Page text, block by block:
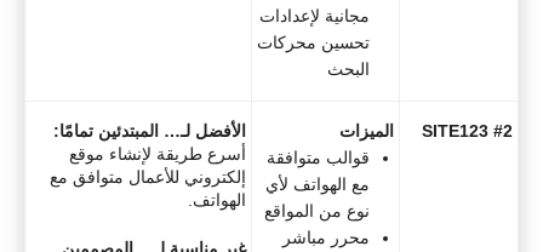
مجانية لإعدادات
تحسين محركات
البحث
#2 SITE123
الميزات
قوالب متوافقة
مع الهواتف لأي
نوع من المواقع
محرر مباشر
الأفضل لـ… المبتدئين تمامًا:
أسرع طريقة لإنشاء موقع
إلكتروني للأعمال متوافق مع
الهواتف.
غير مناسبة لـ… المصممين